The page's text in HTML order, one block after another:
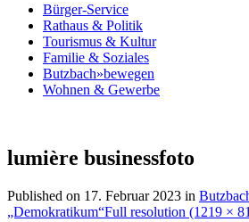
Bürger-Service
Rathaus & Politik
Tourismus & Kultur
Familie & Soziales
Butzbach»bewegen
Wohnen & Gewerbe
lumière businessfoto
Published on 17. Februar 2023 in
„Demokratikum“Full resolution (1219 ×